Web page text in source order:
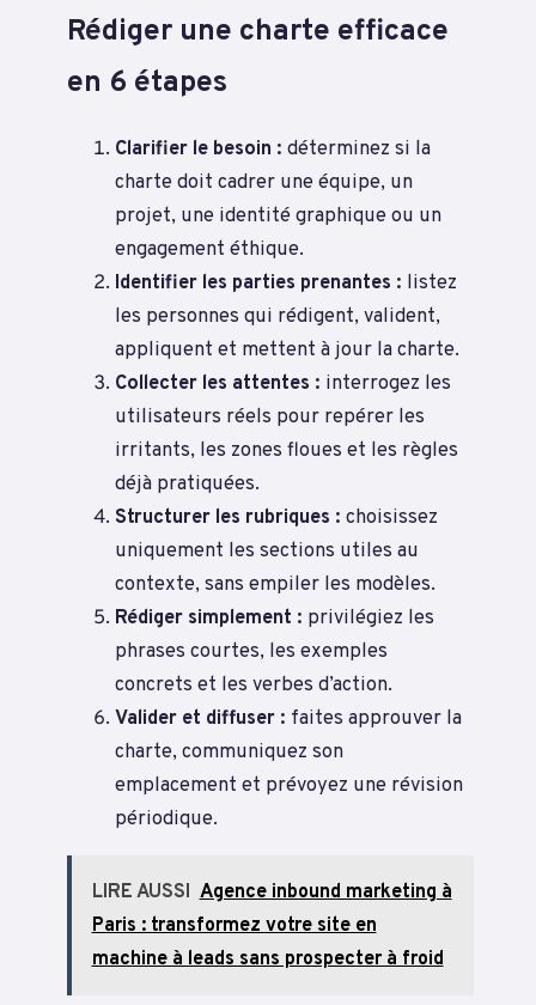
Rédiger une charte efficace
en 6 étapes
Clarifier le besoin : déterminez si la
charte doit cadrer une équipe, un
projet, une identité graphique ou un
engagement éthique.
Identifier les parties prenantes : listez
les personnes qui rédigent, valident,
appliquent et mettent à jour la charte.
Collecter les attentes : interrogez les
utilisateurs réels pour repérer les
irritants, les zones floues et les règles
déjà pratiquées.
Structurer les rubriques : choisissez
uniquement les sections utiles au
contexte, sans empiler les modèles.
Rédiger simplement : privilégiez les
phrases courtes, les exemples
concrets et les verbes d’action.
Valider et diffuser : faites approuver la
charte, communiquez son
emplacement et prévoyez une révision
périodique.
LIRE AUSSI Agence inbound marketing à
Paris : transformez votre site en
machine à leads sans prospecter à froid